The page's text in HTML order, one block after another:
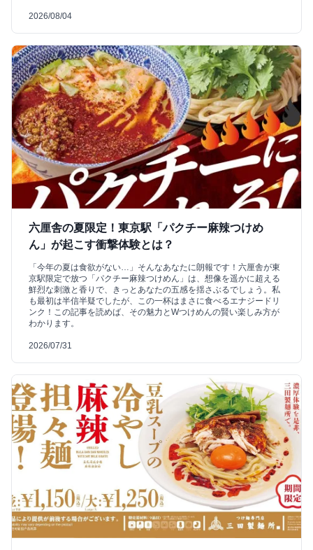
2026/08/04
六厘舎の夏限定！東京駅「パクチー麻辣つけめ
ん」が起こす衝撃体験とは？
「今年の夏は食欲がない…」そんなあなたに朗報です！六厘舎が東
京駅限定で放つ「パクチー麻辣つけめん」は、想像を遥かに超える
鮮烈な刺激と香りで、きっとあなたの五感を揺さぶるでしょう。私
も最初は半信半疑でしたが、この一杯はまさに食べるエナジードリ
ンク！この記事を読めば、その魅力とWつけめんの賢い楽しみ方が
わかります。
2026/07/31